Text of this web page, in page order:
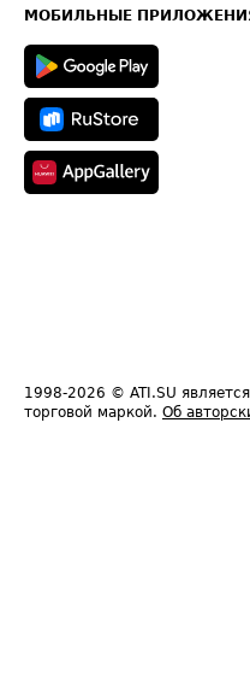
Техническая информация
МОБИЛЬНЫЕ
1998-2026 © ATI.SU
торговой маркой. Об